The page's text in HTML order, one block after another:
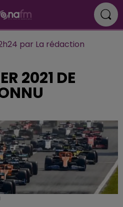
par La rédaction
2021 DE